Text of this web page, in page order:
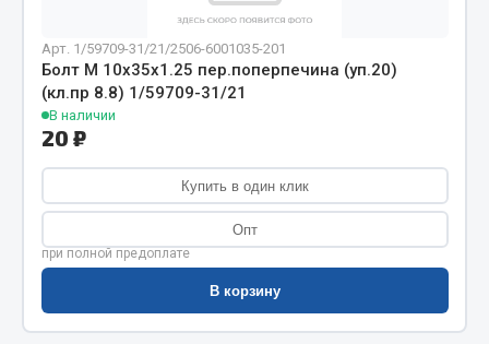
Тройники
Трубки, муфты, гайки
Угольники
Фитинги
Арт. 1/59709-31/21/2506-6001035-201
Болт М 10х35х1.25 пер.поперпечина (уп.20)
(кл.пр 8.8) 1/59709-31/21
В наличии
20 ₽
Купить в один клик
Опт
при полной предоплате
В корзину